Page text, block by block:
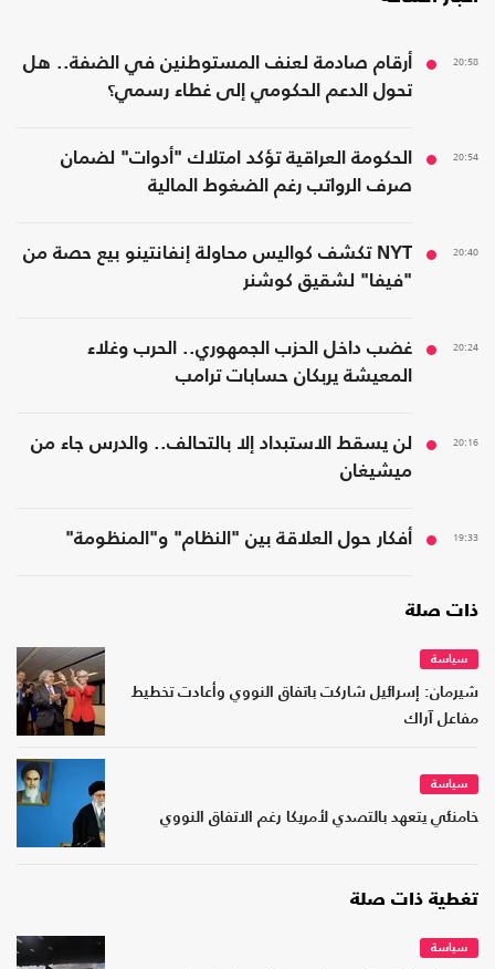
20:58
أرقام صادمة لعنف المستوطنين في الضفة.. هل
تحول الدعم الحكومي إلى غطاء رسمي؟
20:54
الحكومة العراقية تؤكد امتلاك "أدوات" لضمان
صرف الرواتب رغم الضغوط المالية
20:40
NYT تكشف كواليس محاولة إنفانتينو بيع حصة من
"فيفا" لشقيق كوشنر
20:24
غضب داخل الحزب الجمهوري.. الحرب وغلاء
المعيشة يربكان حسابات ترامب
20:16
لن يسقط الاستبداد إلا بالتحالف.. والدرس جاء من
ميشيغان
19:33 أفكار حول العلاقة بين "النظام" و"المنظومة"
ذات صلة
سياسة
شيرمان: إسرائيل شاركت باتفاق النووي وأعادت تخطيط
مفاعل آراك
سياسة
خامنئي يتعهد بالتصدي لأمريكا رغم الاتفاق النووي
تغطية ذات صلة
سياسة